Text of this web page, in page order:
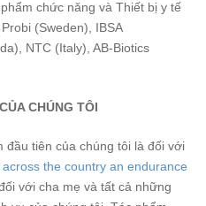
chức năng và Thiết bị y tế
(Sweden), IBSA
NTC (Italy), AB-Biotics
CHÚNG TÔI
đầu tiên của chúng tôi là đối với
across the country an endurance
với cha mẹ và tất cả những